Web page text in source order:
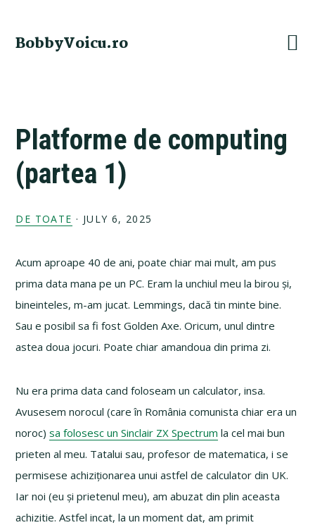
primary
main
primary
footer
BobbyVoicu.ro
Platforme de computing
(partea 1)
DE TOATE · JULY 6, 2025
Acum aproape 40 de ani, poate chiar mai mult, am pus
prima data mana pe un PC. Eram la unchiul meu la birou și,
bineinteles, m-am jucat. Lemmings, dacă tin minte bine.
Sau e posibil sa fi fost Golden Axe. Oricum, unul dintre
astea doua jocuri. Poate chiar amandoua din prima zi.
Nu era prima data cand foloseam un calculator, insa.
Avusesem norocul (care în România comunista chiar era un
noroc)sa folosesc un Sinclair ZX Spectrum la cel mai bun
prieten al meu. Tatalui sau, profesor de matematica, i se
permisese achiziționarea unui astfel de calculator din UK.
Iar noi (eu și prietenul meu), am abuzat din plin aceasta
achizitie. Astfel incat, la un moment dat, am primit